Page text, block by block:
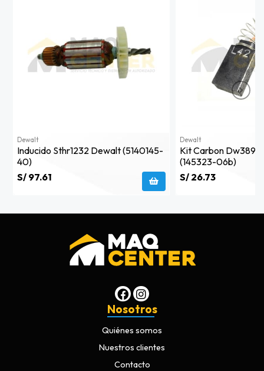
Dewalt
Inducido Sthr1232 Dewalt (5140145-
40)
S/ 97.61
Dewalt
Kit Carbon
(145323-06b)
S/ 26.73
Nosotros
Quiénes somos
Nuestros clientes
Contacto